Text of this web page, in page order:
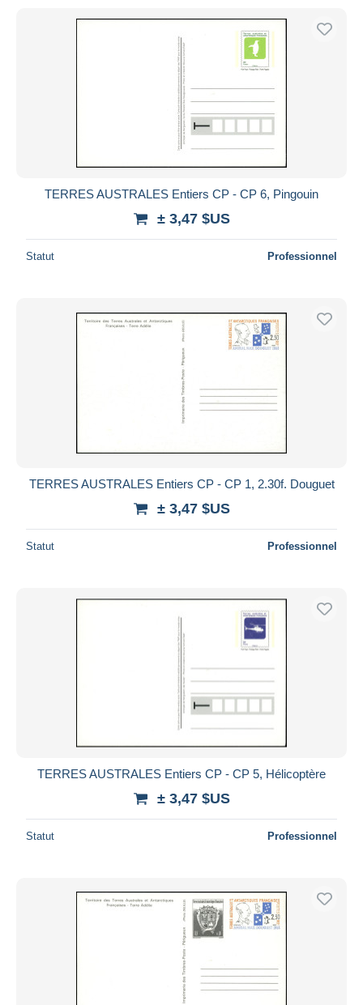
TERRES AUSTRALES Entiers CP - CP 6, Pingouin
± 3,47 $US
Statut Professionnel
TERRES AUSTRALES Entiers CP - CP 1, 2.30f. Douguet
± 3,47 $US
Statut Professionnel
TERRES AUSTRALES Entiers CP - CP 5, Hélicoptère
± 3,47 $US
Statut Professionnel